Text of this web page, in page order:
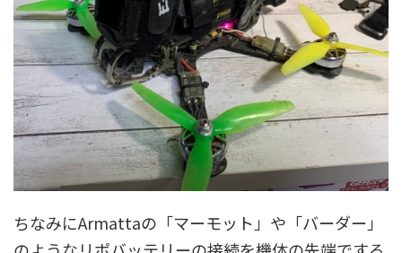
ちなみにArmattaの「マーモット」や「バーダー」